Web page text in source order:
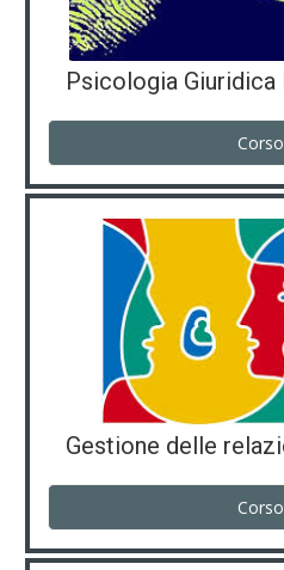
Corso
Corso